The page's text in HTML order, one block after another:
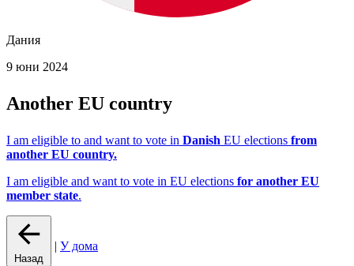
Дания
9 юни 2024
Another EU country
I am eligible to and want to vote in Danish EU elections from
another EU country.
I am eligible and want to vote in EU elections for another EU
member state.
Назад
| У дома